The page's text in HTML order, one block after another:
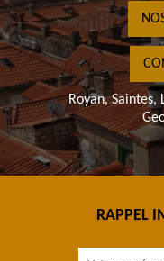
Royan, Saintes,
RAPPEL